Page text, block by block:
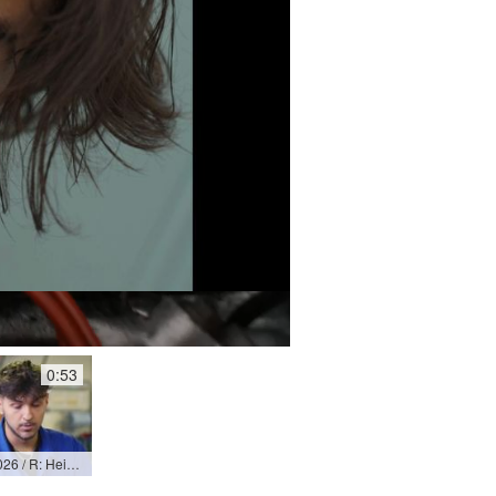
Schuss danben / 2026 / R: Heinz Böcker
0:53